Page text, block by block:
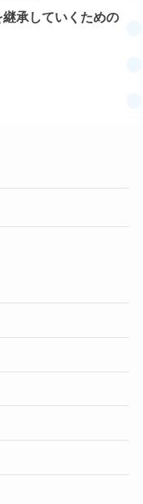
継承していくための